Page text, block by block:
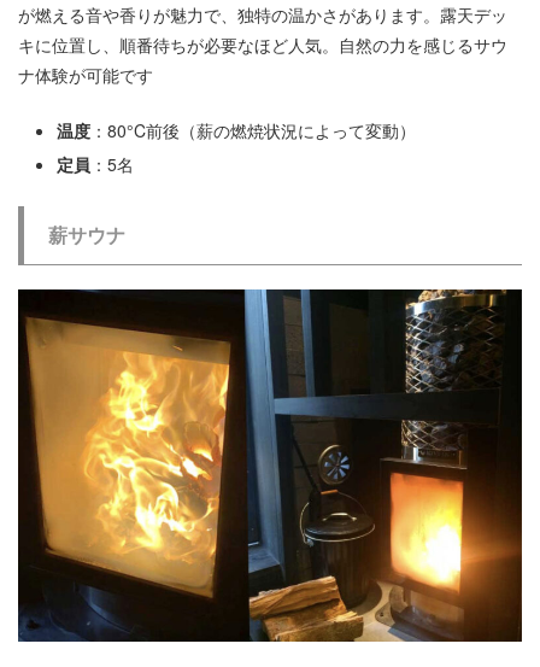
が燃える音や香りが魅力で、独特の温かさがあります。露天デッ
キに位置し、順番待ちが必要なほど人気。自然の力を感じるサウ
ナ体験が可能です
温度 ：80°C前後（薪の燃焼状況によって変動）
定員 ：5名
薪サウナ